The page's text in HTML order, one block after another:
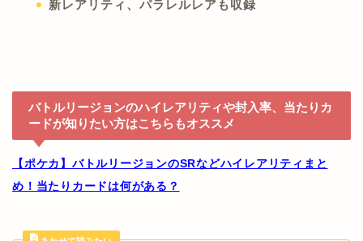
新レアリティ、パラレルレアも収録
バトルリージョンのハイレアリティや封入率、当たりカ
ードが知りたい方はこちらもオススメ
【ポケカ】バトルリージョンのSRなどハイレアリティまと
め！当たりカードは何がある？